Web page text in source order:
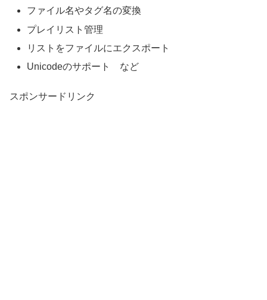
ファイル名やタグ名の変換
プレイリスト管理
リストをファイルにエクスポート
Unicodeのサポート など
スポンサードリンク